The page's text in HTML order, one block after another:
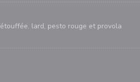
lard, pesto rouge et provola